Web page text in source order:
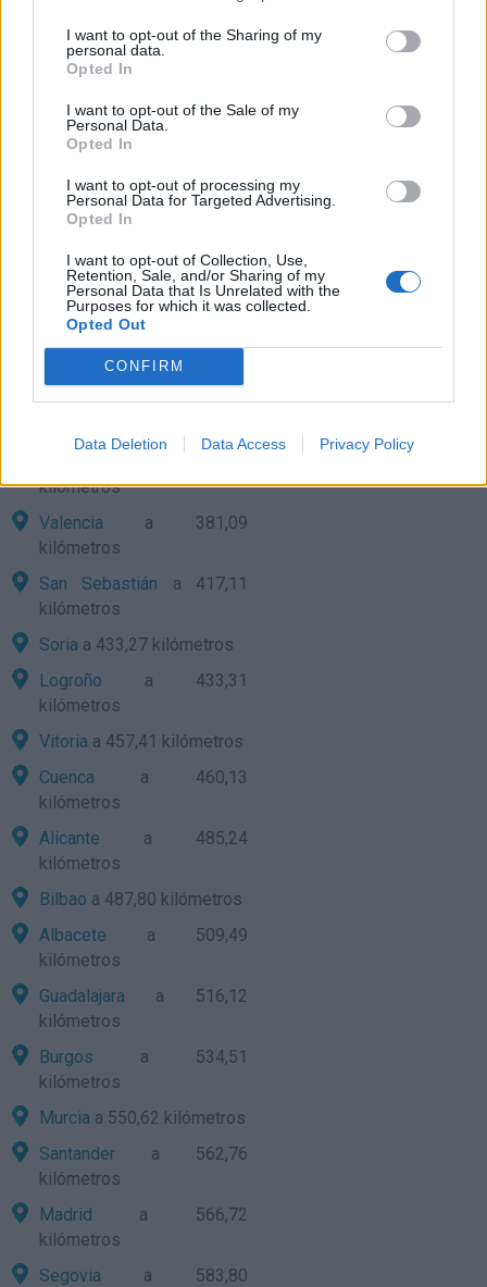
I want to opt-out of the Sharing of my
personal data.
Opted In
I want to opt-out of the Sale of my
Personal Data.
Opted In
I want to opt-out of processing my
Personal Data for Targeted Advertising.
Opted In
I want to opt-out of Collection, Use,
Retention, Sale, and/or Sharing of my
Personal Data that Is Unrelated with the
Purposes for which it was collected.
Opted Out
CONFIRM
Data Deletion Data Access Privacy Policy
Barcelona
a 78,46
kilómetros
kilómetros
Lleidaa 180,74 kilómetros
Huescaa 262,80
kilómetros
263,49 kilómetros
Zaragozaa 303,21
kilómetros
Castellóna 319,89
kilómetros
kilómetros
Valencia a 381,09
kilómetros
San Sebastián a 417,11
kilómetros
Soria a 433,27 kilómetros
Logroño a 433,31
kilómetros
Vitoria a 457,41 kilómetros
Cuenca a 460,13
kilómetros
Alicante a 485,24
kilómetros
Bilbao a 487,80 kilómetros
Albacete a 509,49
kilómetros
Guadalajara a 516,12
kilómetros
Burgos a 534,51
kilómetros
Murcia a 550,62 kilómetros
Santander a 562,76
kilómetros
Madrid a 566,72
kilómetros
Segovia a 583,80